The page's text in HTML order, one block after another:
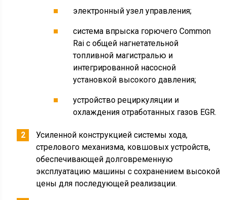
электронный узел управления;
система впрыска горючего Common
Rai с общей нагнетательной
топливной магистралью и
интегрированной насосной
установкой высокого давления;
устройство рециркуляции и
охлаждения отработанных газов EGR.
Усиленной конструкцией системы хода,
стрелового механизма, ковшовых устройств,
обеспечивающей долговременную
эксплуатацию машины с сохранением высокой
цены для последующей реализации.